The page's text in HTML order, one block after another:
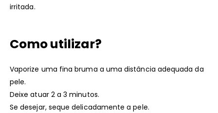
irritada.
Como utilizar?
Vaporize uma fina bruma a uma distância adequada da
pele.
Deixe atuar 2 a 3 minutos.
Se desejar, seque delicadamente a pele.